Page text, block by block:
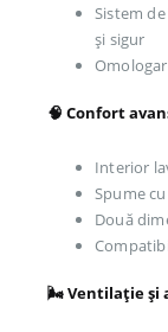
Sistem
și sigur
🧠 Confort
Interior
Spume
Două
🌬️ Ventilație și